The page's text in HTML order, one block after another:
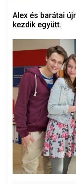
Alex és barátai
kezdik együtt.